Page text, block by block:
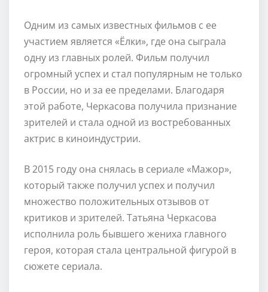
Одним из самых известных фильмов с ее
участием является «Ёлки», где она сыграла
одну из главных ролей. Фильм получил
огромный успех и стал популярным не только
в России, но и за ее пределами. Благодаря
этой работе, Черкасова получила признание
зрителей и стала одной из востребованных
актрис в киноиндустрии.
В 2015 году она снялась в сериале «Мажор»,
который также получил успех и получил
множество положительных отзывов от
критиков и зрителей. Татьяна Черкасова
исполнила роль бывшего жениха главного
героя, которая стала центральной фигурой в
сюжете сериала.